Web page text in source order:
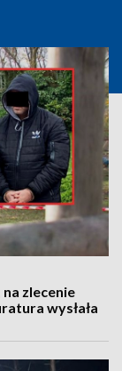
zlecenie
wysłała